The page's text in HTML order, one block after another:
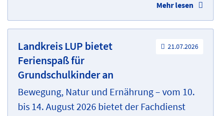
Mehr lesen
21.07.2026
Landkreis LUP bietet
Ferienspaß für
Grundschulkinder an
Bewegung, Natur und Ernährung – vom 10.
bis 14. August 2026 bietet der Fachdienst